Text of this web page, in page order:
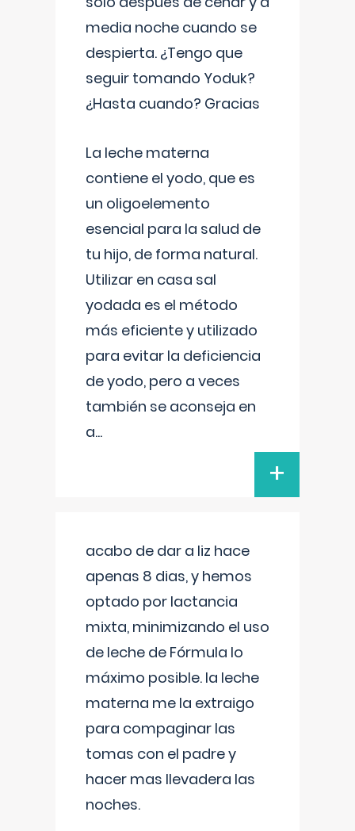
media noche cuando se
despierta. ¿Tengo que
seguir tomando Yoduk?
¿Hasta cuando? Gracias
La leche materna
contiene el yodo, que es
un oligoelemento
esencial para la salud de
tu hijo, de forma natural.
Utilizar en casa sal
yodada es el método
más eficiente y utilizado
para evitar la deficiencia
de yodo, pero a veces
también se aconseja en
a...
+
acabo de dar a liz hace
apenas 8 dias, y hemos
optado por lactancia
mixta, minimizando el uso
de leche de Fórmula lo
máximo posible. la leche
materna me la extraigo
para compaginar las
tomas con el padre y
hacer mas llevadera las
noches.